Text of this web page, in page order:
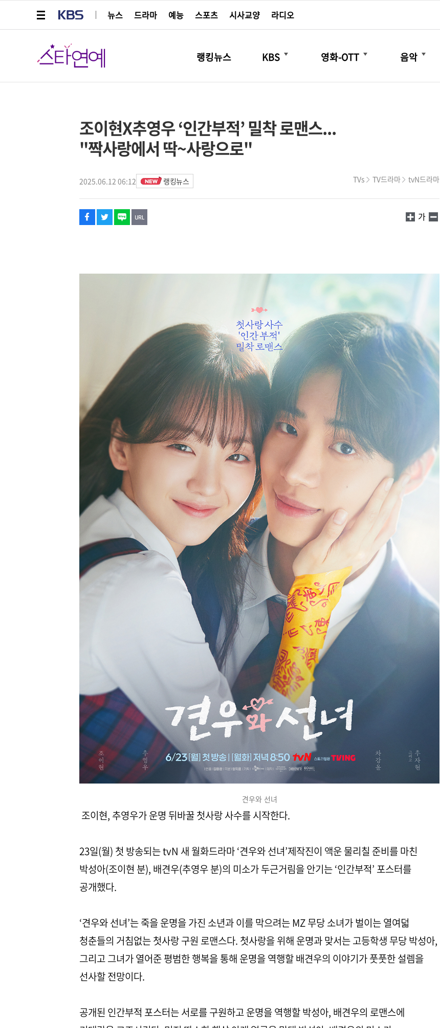
뉴스
드라마 예능 스포츠 시사교양 라디오
스타연예
랭킹뉴스 KBS
더보기
영화-OTT
더보기
음악
더보기
조이현X추영우 ‘인간부적’ 밀착 로맨스...
"짝사랑에서 딱~사랑으로"
2025.06.12 06:12 랭킹뉴스 TVs TV드라마 tvN드라마
페이스북
트위터
네이버
URL복사
글씨 작게보기
가
글씨 크게보기
견우와 선녀
조이현, 추영우가 운명 뒤바꿀 첫사랑 사수를 시작한다.
23일(월) 첫 방송되는 tvN 새 월화드라마 ‘견우와 선녀’제작진이 액운 물리칠 준비를 마친
박성아(조이현 분), 배견우(추영우 분)의 미소가 두근거림을 안기는 ‘인간부적’ 포스터를
공개했다.
‘견우와 선녀’는 죽을 운명을 가진 소년과 이를 막으려는 MZ 무당 소녀가 벌이는 열여덟
청춘들의 거침없는 첫사랑 구원 로맨스다. 첫사랑을 위해 운명과 맞서는 고등학생 무당 박성아,
그리고 그녀가 열어준 평범한 행복을 통해 운명을 역행할 배견우의 이야기가 풋풋한 설렘을
선사할 전망이다.
공개된 인간부적 포스터는 서로를 구원하고 운명을 역행할 박성아, 배견우의 로맨스에
해시태그
스타박스